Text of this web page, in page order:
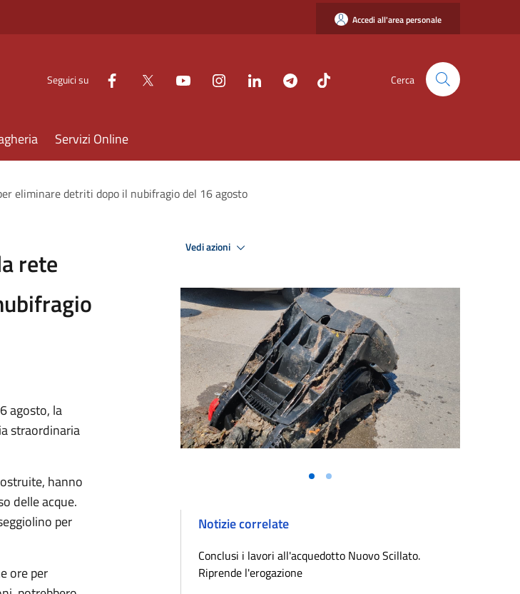
Accedi all'area personale
Seguici su Cerca
Servizi Online
eliminare detriti dopo il nubifragio del 16 agosto
rete
agosto, la
straordinaria
hanno
delle acque.
per
ore per
Vedi azioni
Notizie correlate
Conclusi i lavori all'acquedotto Nuovo Scillato.
Riprende l'erogazione